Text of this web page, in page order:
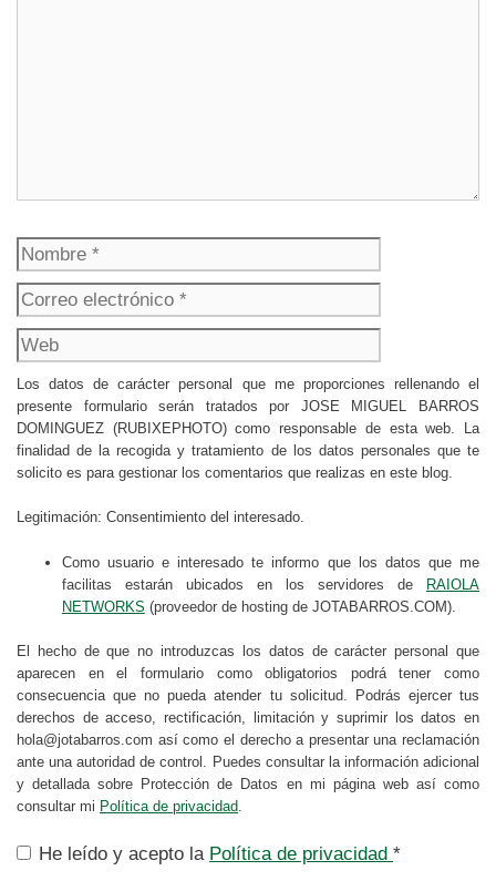
Nombre
electrónico
Los datos de carácter personal que me proporciones rellenando el
presente formulario serán tratados por JOSE MIGUEL BARROS
DOMINGUEZ (RUBIXEPHOTO) como responsable de esta web. La
finalidad de la recogida y tratamiento de los datos personales que te
solicito es para gestionar los comentarios que realizas en este blog.
Legitimación: Consentimiento del interesado.
Como usuario e interesado te informo que los datos que me
facilitas estarán ubicados en los servidores de RAIOLA
NETWORKS (proveedor de hosting de JOTABARROS.COM).
El hecho de que no introduzcas los datos de carácter personal que
aparecen en el formulario como obligatorios podrá tener como
consecuencia que no pueda atender tu solicitud. Podrás ejercer tus
derechos de acceso, rectificación, limitación y suprimir los datos en
hola@jotabarros.com así como el derecho a presentar una reclamación
ante una autoridad de control. Puedes consultar la información adicional
y detallada sobre Protección de Datos en mi página web así como
consultar mi Política de privacidad.
He leído y acepto la Política de privacidad *